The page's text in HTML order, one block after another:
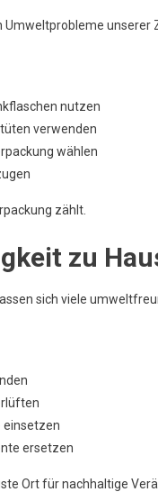
Umweltprobleme unserer
nutzen
verwenden
wählen
zählt.
zu
sich viele
einsetzen
ersetzen
Ort für nachhaltige